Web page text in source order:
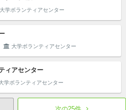
大学ボランティアセンター
大学ボランティアセンター
ィアセンター
学ボランティアセンター